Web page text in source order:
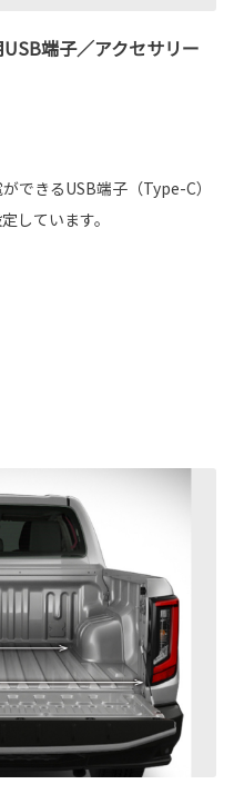
端子／アクセサリー
できるUSB端子（Type-C）
しています。